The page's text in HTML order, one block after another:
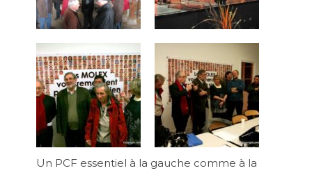
Un PCF essentiel à la gauche comme à la